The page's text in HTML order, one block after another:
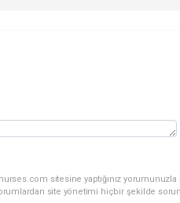
sitesine yaptığınız
site yönetimi hiçbir şekilde